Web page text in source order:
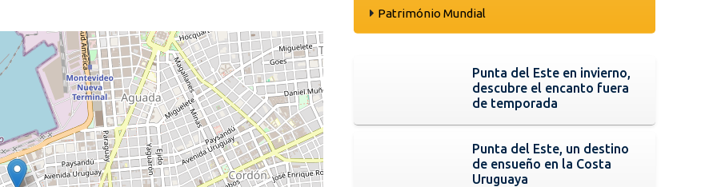
Património Mundial
Punta del Este en invierno,
descubre el encanto fuera
de temporada
Punta del Este, un destino
de ensueño en la Costa
Uruguaya